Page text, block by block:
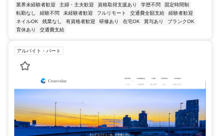
業界未経験者歓迎 主婦・主夫歓迎 資格取得支援あり 学歴不問
固定時間制
転勤なし
経験不問 未経験者歓迎 フルリモート 交通費全額支給
経験者歓迎
ネイルOK
残業なし 有資格者歓迎 研修あり 在宅OK 賞与あり
ブランクOK
育休あり
交通費支給
アルバイト・パート